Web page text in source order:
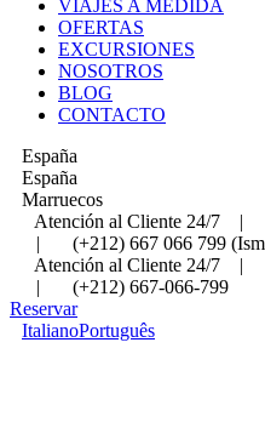
VIAJES A MEDIDA
OFERTAS
EXCURSIONES
NOSOTROS
BLOG
CONTACTO
España
España
Marruecos
Atención al Cliente 24/7
|
|
(+212) 667 066 799
Atención al Cliente 24/7
|
|
(+212) 667-066-799
Reservar
ItalianoPortuguês